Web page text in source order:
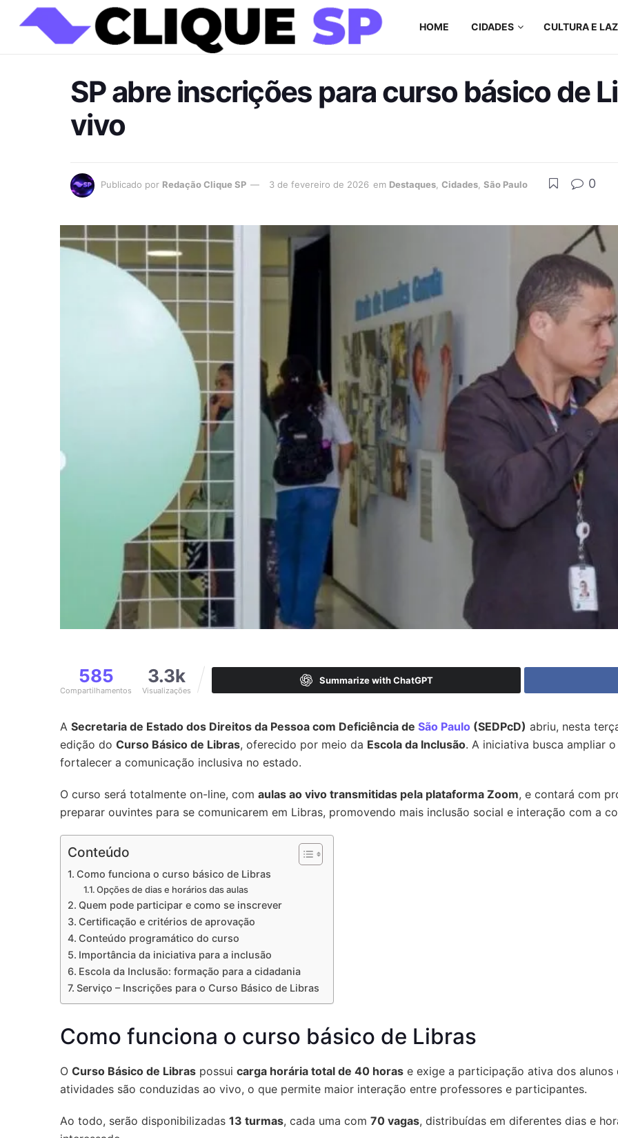
HOME CIDADES CULTURA E
SP abre inscrições para curso básico de
vivo
Publicado por Redação Clique SP 3 de fevereiro de 2026 em Destaques Cidades São Paulo 0
585
Compartilhamentos
3.3k
Visualizações
Summarize with ChatGPT
A Secretaria de Estado dos Direitos da Pessoa com Deficiência de São Paulo (SEDPcD) abriu, nesta
edição do Curso Básico de Libras, oferecido por meio da Escola da Inclusão. A iniciativa busca ampliar
fortalecer a comunicação inclusiva no estado.
O curso será totalmente on-line, com aulas ao vivo transmitidas pela plataforma Zoom, e contará com
preparar ouvintes para se comunicarem em Libras, promovendo mais inclusão social e interação com a
Conteúdo
Como funciona o curso básico de Libras
Opções de dias e horários das aulas
Quem pode participar e como se inscrever
Certificação e critérios de aprovação
Conteúdo programático do curso
Importância da iniciativa para a inclusão
Escola da Inclusão: formação para a cidadania
Serviço – Inscrições para o Curso Básico de Libras
Como funciona o curso básico de Libras
O Curso Básico de Libras possui carga horária total de 40 horas e exige a participação ativa dos alunos
atividades são conduzidas ao vivo, o que permite maior interação entre professores e participantes.
Ao todo, serão disponibilizadas 13 turmas, cada uma com 70 vagas, distribuídas em diferentes dias e